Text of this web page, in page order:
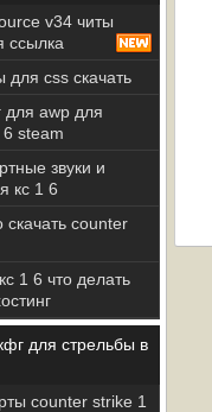
v34 читы
ссылка
для css скачать
для awp для
steam
звуки и
кс 1 6
скачать counter
1 6 что делать
для стрельбы в
counter strike 1